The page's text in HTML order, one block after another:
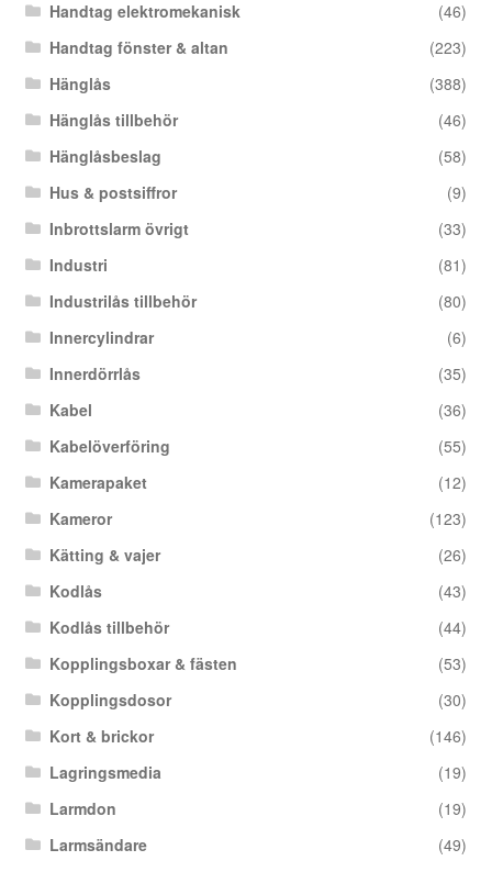
Handtag elektromekanisk
(46)
Handtag fönster & altan
(223)
Hänglås
(388)
Hänglås tillbehör
(46)
Hänglåsbeslag
(58)
Hus & postsiffror
(9)
Inbrottslarm övrigt
(33)
Industri
(81)
Industrilås tillbehör
(80)
Innercylindrar
(6)
Innerdörrlås
(35)
Kabel
(36)
Kabelöverföring
(55)
Kamerapaket
(12)
Kameror
(123)
Kätting & vajer
(26)
Kodlås
(43)
Kodlås tillbehör
(44)
Kopplingsboxar & fästen
(53)
Kopplingsdosor
(30)
Kort & brickor
(146)
Lagringsmedia
(19)
Larmdon
(19)
Larmsändare
(49)